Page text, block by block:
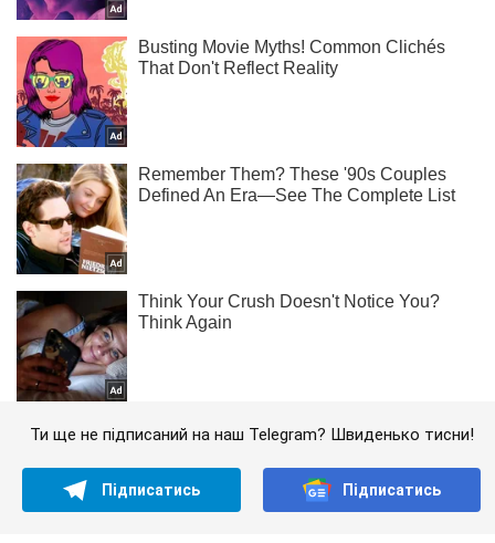
Ти ще не підписаний на наш Telegram? Швиденько тисни!
Підписатись Підписатись